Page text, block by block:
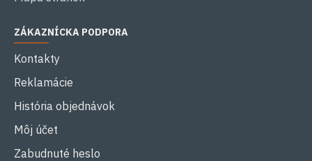
ZÁKAZNÍCKA PODPORA
Kontakty
Reklamácie
História objednávok
Môj účet
Zabudnuté heslo